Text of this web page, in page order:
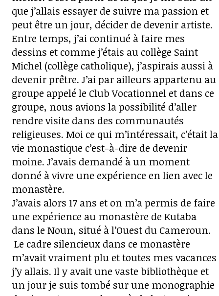
que j’allais essayer de suivre ma passion et
peut être un jour, décider de devenir artiste.
Entre temps, j’ai continué à faire mes
dessins et comme j’étais au collège Saint
Michel (collège catholique), j’aspirais aussi à
devenir prêtre. J’ai par ailleurs appartenu au
groupe appelé le Club Vocationnel et dans ce
groupe, nous avions la possibilité d’aller
rendre visite dans des communautés
religieuses. Moi ce qui m’intéressait, c’était la
vie monastique c’est-à-dire de devenir
moine. J’avais demandé à un moment
donné à vivre une expérience en lien avec le
monastère.
J’avais alors 17 ans et on m’a permis de faire
une expérience au monastère de Kutaba
dans le Noun, situé à l’Ouest du Cameroun.
Le cadre silencieux dans ce monastère
m’avait vraiment plu et toutes mes vacances
j’y allais. Il y avait une vaste bibliothèque et
un jour je suis tombé sur une monographie